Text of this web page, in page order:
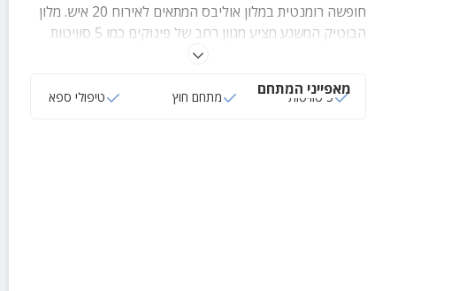
חופשה רומנטית במלון אוליבס המתאים לאירוח 20 איש. מלון
הבוטיק המשגע מציע מגוון רחב של פינוקים כמו 5 סוויטות
מושקעות, מטבח משותף גדול ומלא אביזרים, חצר מטופחת
מאפייני המתחם
5 סוויטות מתחם חוץ טיפולי ספא